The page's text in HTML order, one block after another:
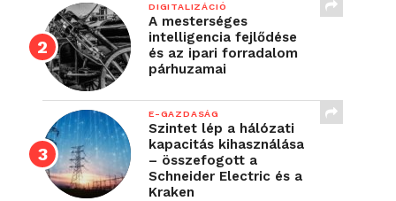
DIGITALIZÁCIÓ
A mesterséges
intelligencia fejlődése
és az ipari forradalom
párhuzamai
E-GAZDASÁG
Szintet lép a hálózati
kapacitás kihasználása
– összefogott a
Schneider Electric és a
Kraken